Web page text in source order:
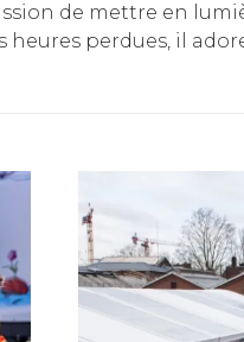
de mettre en
heures perdues, il